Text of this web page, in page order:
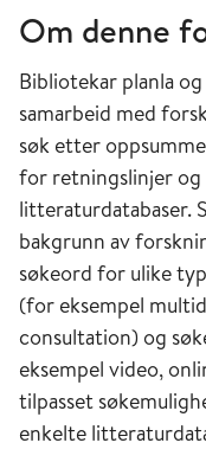
Om denne
Bibliotekar planla
samarbeid med
søk etter
for retningslinjer og
litteraturdatabaser.
bakgrunn av
søkeord for ulike
(for eksempel
consultation) og
eksempel video,
tilpasset
enkelte